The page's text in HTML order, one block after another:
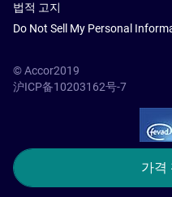
가격
법적 고지
Do Not Sell My Personal
© Accor2019
沪ICP备10203162号-7